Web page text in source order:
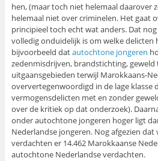
hen, (maar toch niet helemaal daarover
helemaal niet over criminelen. Het gaat
principieel toch echt wat anders. Dat
volledig onduidelijk is om welke delicten
bijvoorbeeld datautochtone jongeren
zedenmisdrijven, brandstichting, geweld
uitgaansgebieden terwijl Marokkaans-
oververtegenwoordigd in de lage klasse
vermogensdelicten met en zonder
over de kritiek op dat onderzoek).
onder autochtone jongeren hoger ligt
Nederlandse jongeren. Nog afgezien dat
verdachten er 14.462 Marokkaanse
autochtone Nederlandse verdachten.